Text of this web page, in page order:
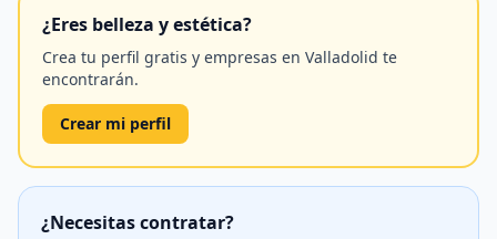
¿Eres belleza y estética?
Crea tu perfil gratis y empresas en Valladolid te
encontrarán.
Crear mi perfil
¿Necesitas contratar?